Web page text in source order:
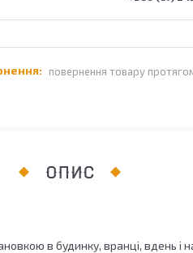
повернення товару
ОПИС
в будинку, вранці, вдень і